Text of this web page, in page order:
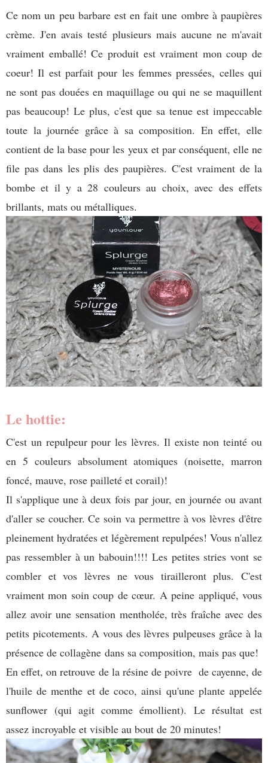
Ce nom un peu barbare est en fait une ombre à paupières
crème. J'en avais testé plusieurs mais aucune ne m'avait
vraiment emballé! Ce produit est vraiment mon coup de
coeur! Il est parfait pour les femmes pressées, celles qui
ne sont pas douées en maquillage ou qui ne se maquillent
pas beaucoup! Le plus, c'est que sa tenue est impeccable
toute la journée grâce à sa composition. En effet, elle
contient de la base pour les yeux et par conséquent, elle ne
file pas dans les plis des paupières. C'est vraiment de la
bombe et il y a 28 couleurs au choix, avec des effets
brillants, mats ou métalliques.
Le hottie:
C'est un repulpeur pour les lèvres. Il existe non teinté ou
en 5 couleurs absolument atomiques (noisette, marron
foncé, mauve, rose pailleté et corail)!
Il s'applique une à deux fois par jour, en journée ou avant
d'aller se coucher. Ce soin va permettre à vos lèvres d'être
pleinement hydratées et légèrement repulpées! Vous n'allez
pas ressembler à un babouin!!!! Les petites stries vont se
combler et vos lèvres ne vous tirailleront plus. C'est
vraiment mon soin coup de cœur. A peine appliqué, vous
allez avoir une sensation mentholée, très fraîche avec des
petits picotements. A vous des lèvres pulpeuses grâce à la
présence de collagène dans sa composition, mais pas que!
En effet, on retrouve de la résine de poivre de cayenne, de
l'huile de menthe et de coco, ainsi qu'une plante appelée
sunflower (qui agit comme émollient). Le résultat est
assez incroyable et visible au bout de 20 minutes!